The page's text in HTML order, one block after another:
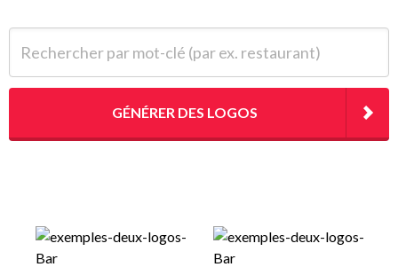
GÉNÉRER DES LOGOS